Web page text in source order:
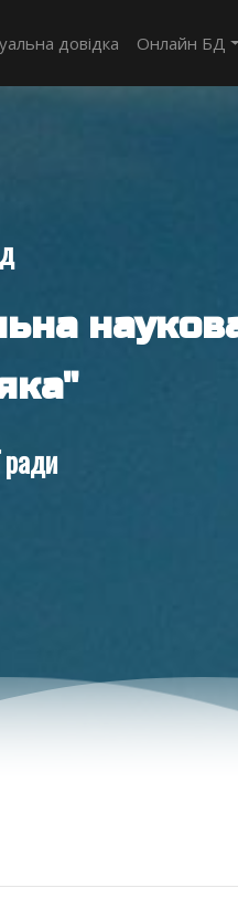
довідка Онлайн БД
ради